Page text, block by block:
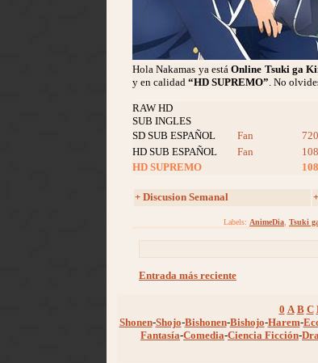
Hola Nakamas ya estáOnline Tsuki ga
y en calidad “HD SUPREMO” . No
RAW HD
SUB INGLES
SD SUB ESPAÑOL
Fan
HD SUB ESPAÑOL
Fan
HD SUPREMO
+ Discusion Semanal
Labels: AnimeDia Tsuki
Entrada más reciente
0 A B C
Shonen-Shojo-Bishonen-Bishojo-Harem-
Fantasía-Comedia-Ciencia Ficción-